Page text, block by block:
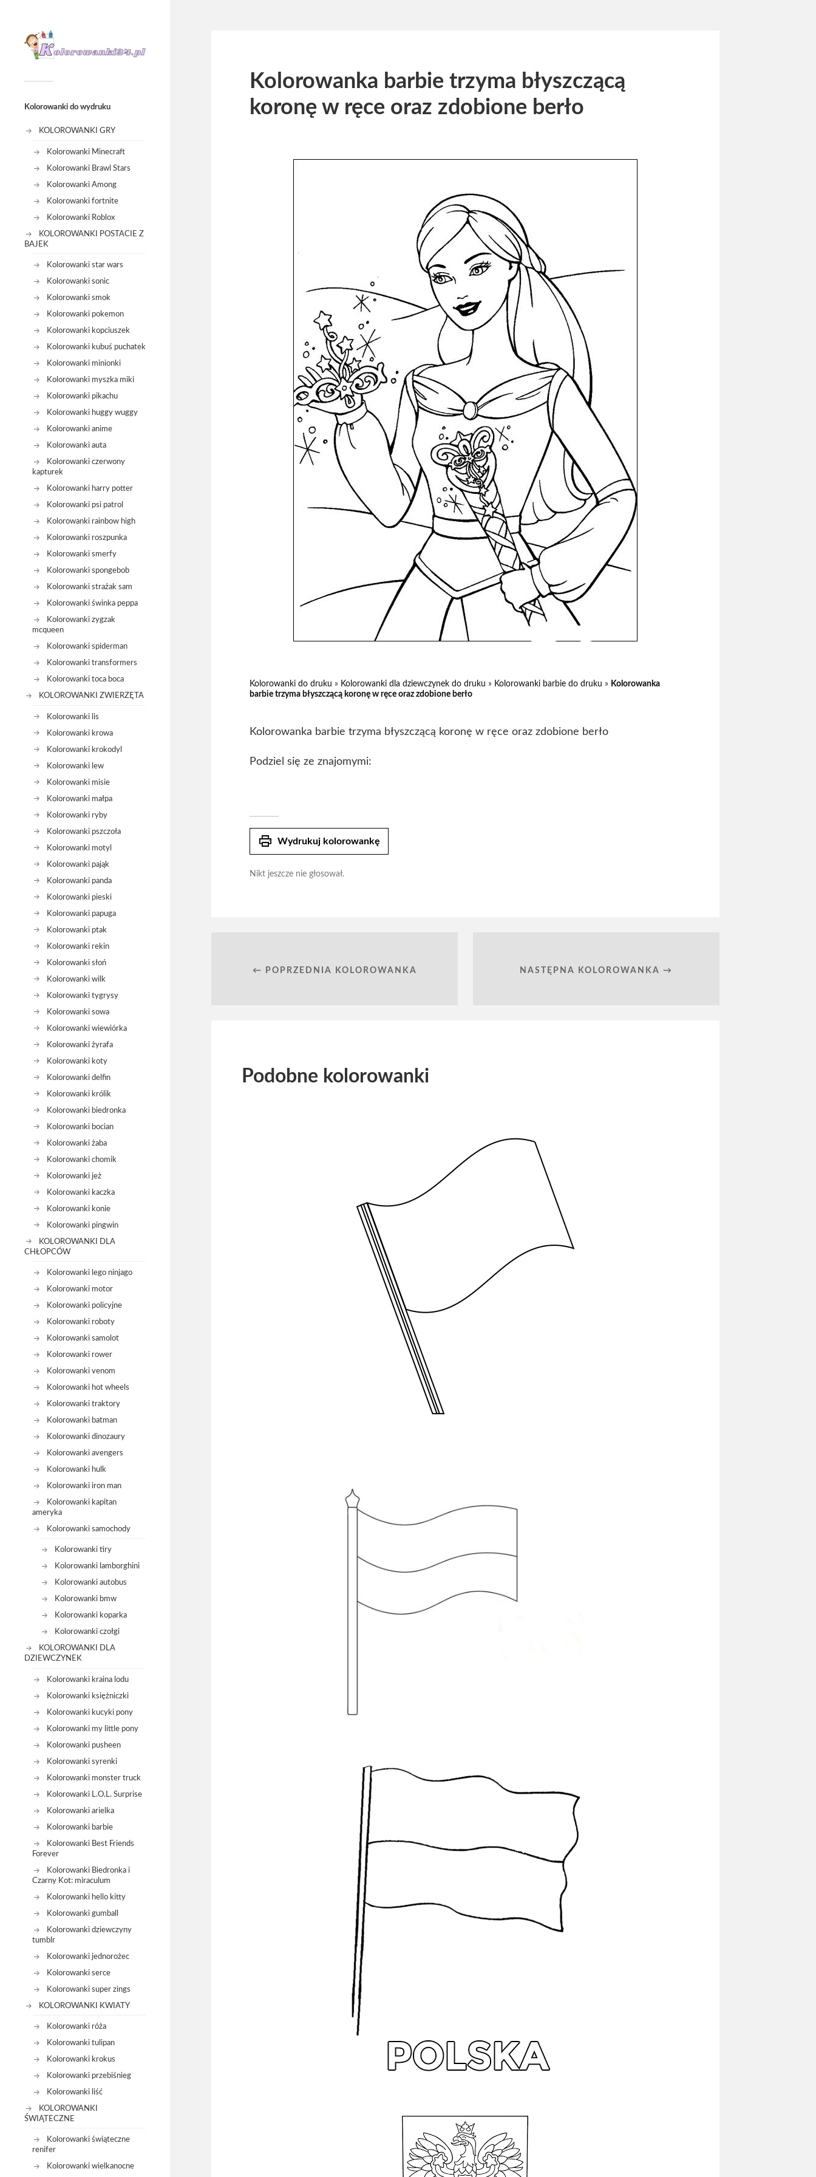
Kolorowanki do wydruku
KOLOROWANKI GRY
Kolorowanki Minecraft
Kolorowanki Brawl Stars
Kolorowanki Among
Kolorowanki fortnite
Kolorowanki Roblox
KOLOROWANKI POSTACIE Z
BAJEK
Kolorowanki star wars
Kolorowanki sonic
Kolorowanki smok
Kolorowanki pokemon
Kolorowanki kopciuszek
Kolorowanki kubuś puchatek
Kolorowanki minionki
Kolorowanki myszka miki
Kolorowanki pikachu
Kolorowanki huggy wuggy
Kolorowanki anime
Kolorowanki auta
Kolorowanki czerwony
kapturek
Kolorowanki harry potter
Kolorowanki psi patrol
Kolorowanki rainbow high
Kolorowanki roszpunka
Kolorowanki smerfy
Kolorowanki spongebob
Kolorowanki strażak sam
Kolorowanki świnka peppa
Kolorowanki zygzak
mcqueen
Kolorowanki spiderman
Kolorowanki transformers
Kolorowanki toca boca
KOLOROWANKI ZWIERZĘTA
Kolorowanki lis
Kolorowanki krowa
Kolorowanki krokodyl
Kolorowanki lew
Kolorowanki misie
Kolorowanki małpa
Kolorowanki ryby
Kolorowanki pszczoła
Kolorowanki motyl
Kolorowanki pająk
Kolorowanki panda
Kolorowanki pieski
Kolorowanki papuga
Kolorowanki ptak
Kolorowanki rekin
Kolorowanki słoń
Kolorowanki wilk
Kolorowanki tygrysy
Kolorowanki sowa
Kolorowanki wiewiórka
Kolorowanki żyrafa
Kolorowanki koty
Kolorowanki delfin
Kolorowanki królik
Kolorowanki biedronka
Kolorowanki bocian
Kolorowanki żaba
Kolorowanki chomik
Kolorowanki jeż
Kolorowanki kaczka
Kolorowanki konie
Kolorowanki pingwin
KOLOROWANKI DLA
CHŁOPCÓW
Kolorowanki lego ninjago
Kolorowanki motor
Kolorowanki policyjne
Kolorowanki roboty
Kolorowanki samolot
Kolorowanki rower
Kolorowanki venom
Kolorowanki hot wheels
Kolorowanki traktory
Kolorowanki batman
Kolorowanki dinozaury
Kolorowanki avengers
Kolorowanki hulk
Kolorowanki iron man
Kolorowanki kapitan
ameryka
Kolorowanki samochody
Kolorowanki tiry
Kolorowanki lamborghini
Kolorowanki autobus
Kolorowanki bmw
Kolorowanki koparka
Kolorowanki czołgi
KOLOROWANKI DLA
DZIEWCZYNEK
Kolorowanki kraina lodu
Kolorowanki księżniczki
Kolorowanki kucyki pony
Kolorowanki my little pony
Kolorowanki pusheen
Kolorowanki syrenki
Kolorowanki monster truck
Kolorowanki L.O.L. Surprise
Kolorowanki arielka
Kolorowanki barbie
Kolorowanki Best Friends
Forever
Kolorowanki Biedronka i
Czarny Kot: miraculum
Kolorowanki hello kitty
Kolorowanki gumball
Kolorowanki dziewczyny
tumblr
Kolorowanki jednorożec
Kolorowanki serce
Kolorowanki super zings
KOLOROWANKI KWIATY
Kolorowanki róża
Kolorowanki tulipan
Kolorowanki krokus
Kolorowanki przebiśnieg
Kolorowanki liść
KOLOROWANKI
ŚWIĄTECZNE
Kolorowanki świąteczne
renifer
Kolorowanki wielkanocne
Kolorowanka barbie trzyma błyszczącą
koronę w ręce oraz zdobione berło
Kolorowanki do druku » Kolorowanki dla dziewczynek do druku » Kolorowanki barbie do druku » Kolorowanka
barbie trzyma błyszczącą koronę w ręce oraz zdobione berło
Kolorowanka barbie trzyma błyszczącą koronę w ręce oraz zdobione berło
Podziel się ze znajomymi:
print Wydrukuj kolorowankę
Nikt jeszcze nie głosował.
← POPRZEDNIA KOLOROWANKA NASTĘPNA KOLOROWANKA →
Podobne kolorowanki